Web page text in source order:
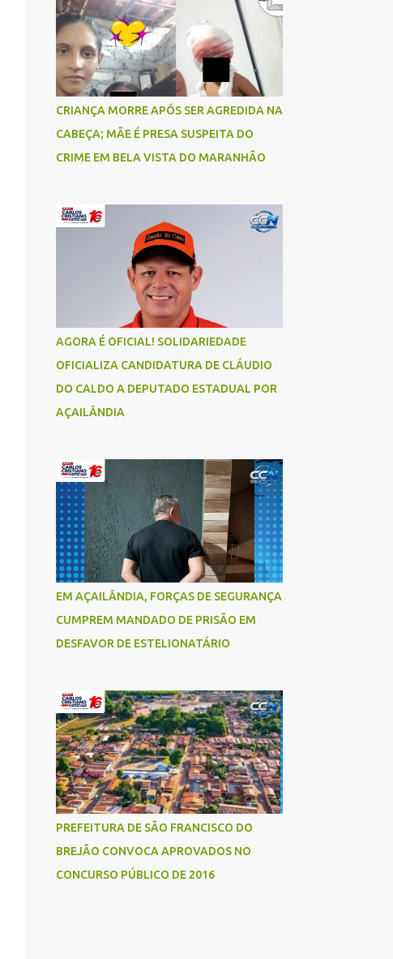
CRIANÇA MORRE APÓS SER AGREDIDA NA
CABEÇA; MÃE É PRESA SUSPEITA DO
CRIME EM BELA VISTA DO MARANHÃO
AGORA É OFICIAL! SOLIDARIEDADE
OFICIALIZA CANDIDATURA DE CLÁUDIO
DO CALDO A DEPUTADO ESTADUAL POR
AÇAILÂNDIA
EM AÇAILÂNDIA, FORÇAS DE SEGURANÇA
CUMPREM MANDADO DE PRISÃO EM
DESFAVOR DE ESTELIONATÁRIO
PREFEITURA DE SÃO FRANCISCO DO
BREJÃO CONVOCA APROVADOS NO
CONCURSO PÚBLICO DE 2016